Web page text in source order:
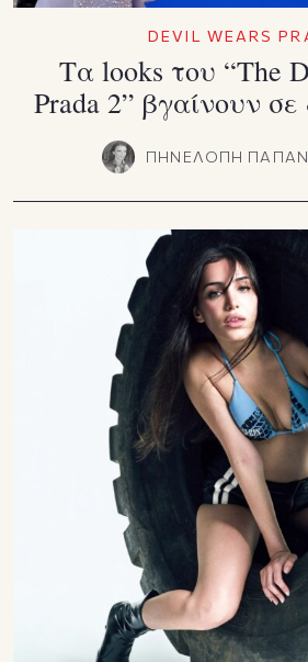
DEVIL WEARS
Τα looks του “The
Prada 2” βγαίνουν
ΠΗΝΕΛΟΠΗ